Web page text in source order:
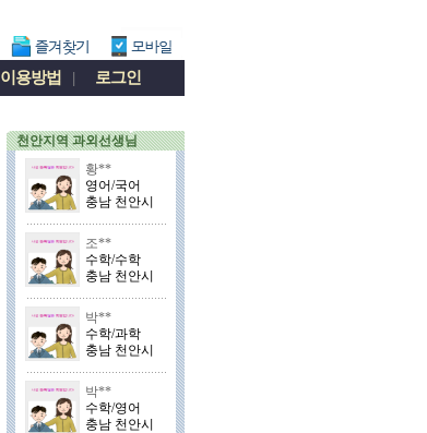
이용방법 | 로그인
천안지역 과외선생님
황**
영어/국어
충남 천안시
조**
수학/수학
충남 천안시
박**
수학/과학
충남 천안시
박**
수학/영어
충남 천안시